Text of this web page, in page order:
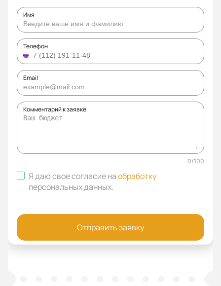
Имя
Телефон
Email
Комментарий к заявке
0/100
Я даю свое согласие наобработку
персональных данных.
Отправить заявку